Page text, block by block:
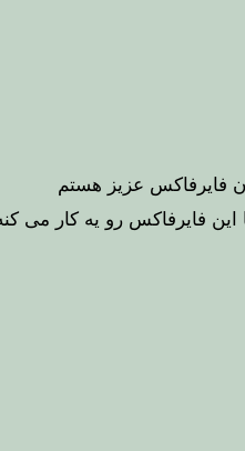
فایرفاکس عزیز هستم
فایرفاکس رو یه کار می